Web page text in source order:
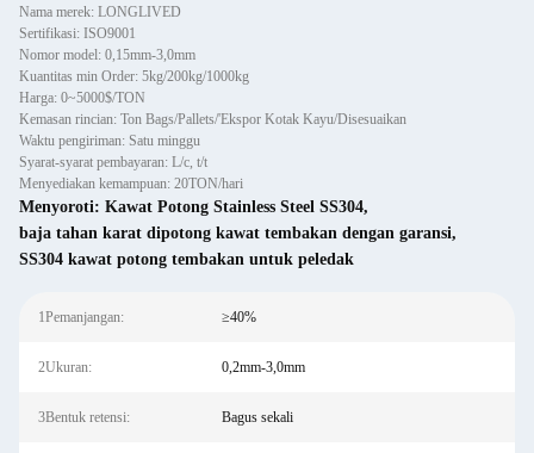
Nama merek: LONGLIVED
Sertifikasi: ISO9001
Nomor model: 0,15mm-3,0mm
Kuantitas min Order: 5kg/200kg/1000kg
Harga: 0~5000$/TON
Kemasan rincian: Ton Bags/Pallets/'Ekspor Kotak Kayu/Disesuaikan
Waktu pengiriman: Satu minggu
Syarat-syarat pembayaran: L/c, t/t
Menyediakan kemampuan: 20TON/hari
Menyoroti: Kawat Potong Stainless Steel SS304,
baja tahan karat dipotong kawat tembakan dengan garansi,
SS304 kawat potong tembakan untuk peledak
1Pemanjangan: ≥40%
2Ukuran: 0,2mm-3,0mm
3Bentuk retensi: Bagus sekali